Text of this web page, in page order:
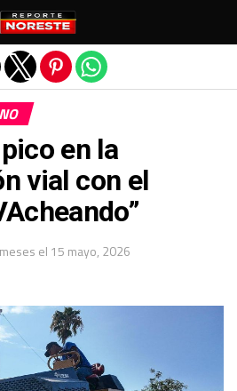
en la
vial con el
el 15 mayo, 2026
la versión móvil